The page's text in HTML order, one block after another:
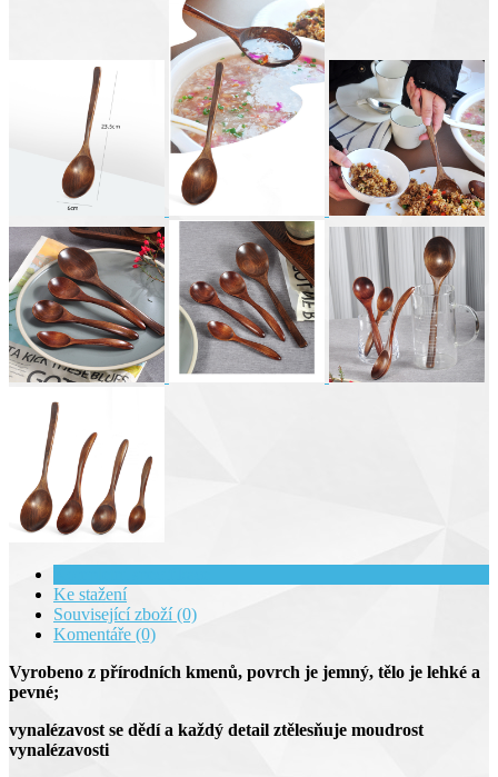
Ke stažení
Související zboží (0)
Komentáře (0)
Vyrobeno z přírodních kmenů, povrch je jemný, tělo je lehké a
pevné;
vynalézavost se dědí a každý detail ztělesňuje moudrost
vynalézavosti